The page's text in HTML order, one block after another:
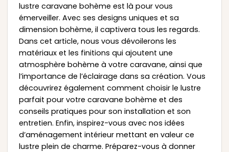
lustre caravane bohème est là pour vous
émerveiller. Avec ses designs uniques et sa
dimension bohème, il captivera tous les regards.
Dans cet article, nous vous dévoilerons les
matériaux et les finitions qui ajoutent une
atmosphère bohème à votre caravane, ainsi que
l’importance de l’éclairage dans sa création. Vous
découvrirez également comment choisir le lustre
parfait pour votre caravane bohème et des
conseils pratiques pour son installation et son
entretien. Enfin, inspirez-vous avec nos idées
d’aménagement intérieur mettant en valeur ce
lustre plein de charme. Préparez-vous à donner